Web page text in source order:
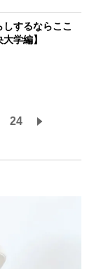
するならここ
学編】
24